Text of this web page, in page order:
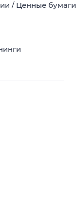
/ Ценные бумаги